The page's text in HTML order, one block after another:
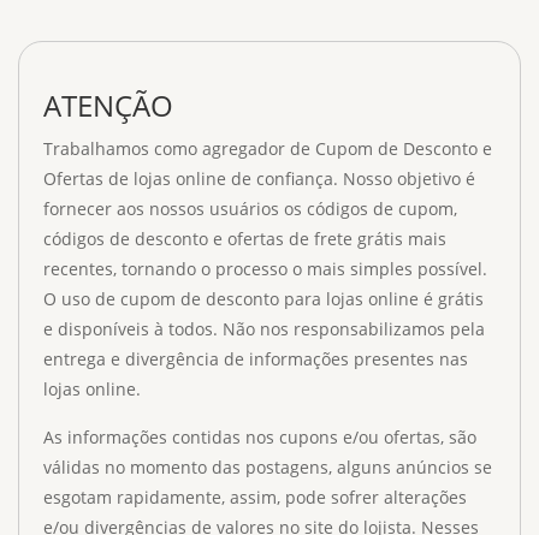
ATENÇÃO
Trabalhamos como agregador de Cupom de Desconto e
Ofertas de lojas online de confiança. Nosso objetivo é
fornecer aos nossos usuários os códigos de cupom,
códigos de desconto e ofertas de frete grátis mais
recentes, tornando o processo o mais simples possível.
O uso de cupom de desconto para lojas online é grátis
e disponíveis à todos. Não nos responsabilizamos pela
entrega e divergência de informações presentes nas
lojas online.
As informações contidas nos cupons e/ou ofertas, são
válidas no momento das postagens, alguns anúncios se
esgotam rapidamente, assim, pode sofrer alterações
e/ou divergências de valores no site do lojista. Nesses